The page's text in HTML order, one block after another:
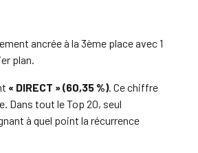
ancrée à la 3ème place avec 1
plan.
« DIRECT » (60,35 %). Ce chiffre
Dans tout le Top 20, seul
à quel point la récurrence